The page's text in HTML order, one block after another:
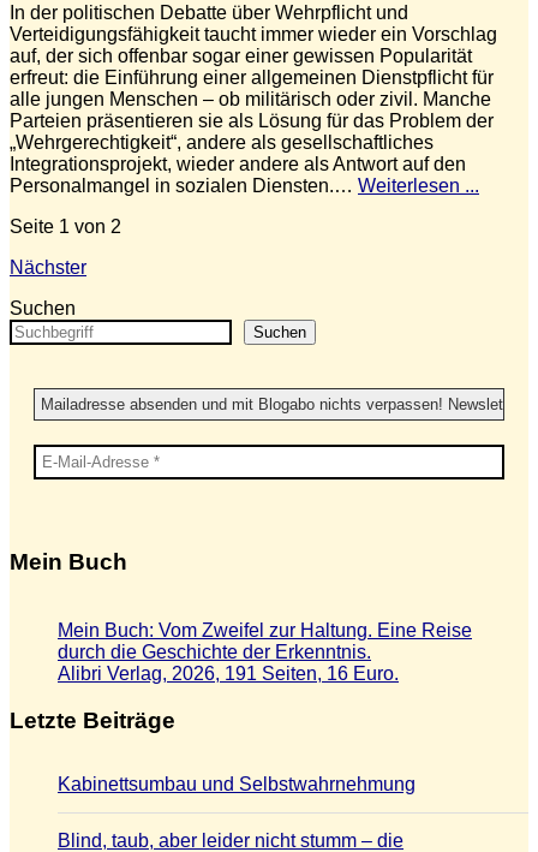
In der politischen Debatte über Wehrpflicht und
Verteidigungsfähigkeit taucht immer wieder ein Vorschlag
auf, der sich offenbar sogar einer gewissen Popularität
erfreut: die Einführung einer allgemeinen Dienstpflicht für
alle jungen Menschen – ob militärisch oder zivil. Manche
Parteien präsentieren sie als Lösung für das Problem der
„Wehrgerechtigkeit“, andere als gesellschaftliches
Integrationsprojekt, wieder andere als Antwort auf den
Personalmangel in sozialen Diensten.… Weiterlesen ...
Seite 1 von 2
Nächster
Suchen
Suchen
Mein Buch
Mein Buch: Vom Zweifel zur Haltung. Eine Reise
durch die Geschichte der Erkenntnis.
Alibri Verlag, 2026, 191 Seiten, 16 Euro.
Letzte Beiträge
Kabinettsumbau und Selbstwahrnehmung
Blind, taub, aber leider nicht stumm – die